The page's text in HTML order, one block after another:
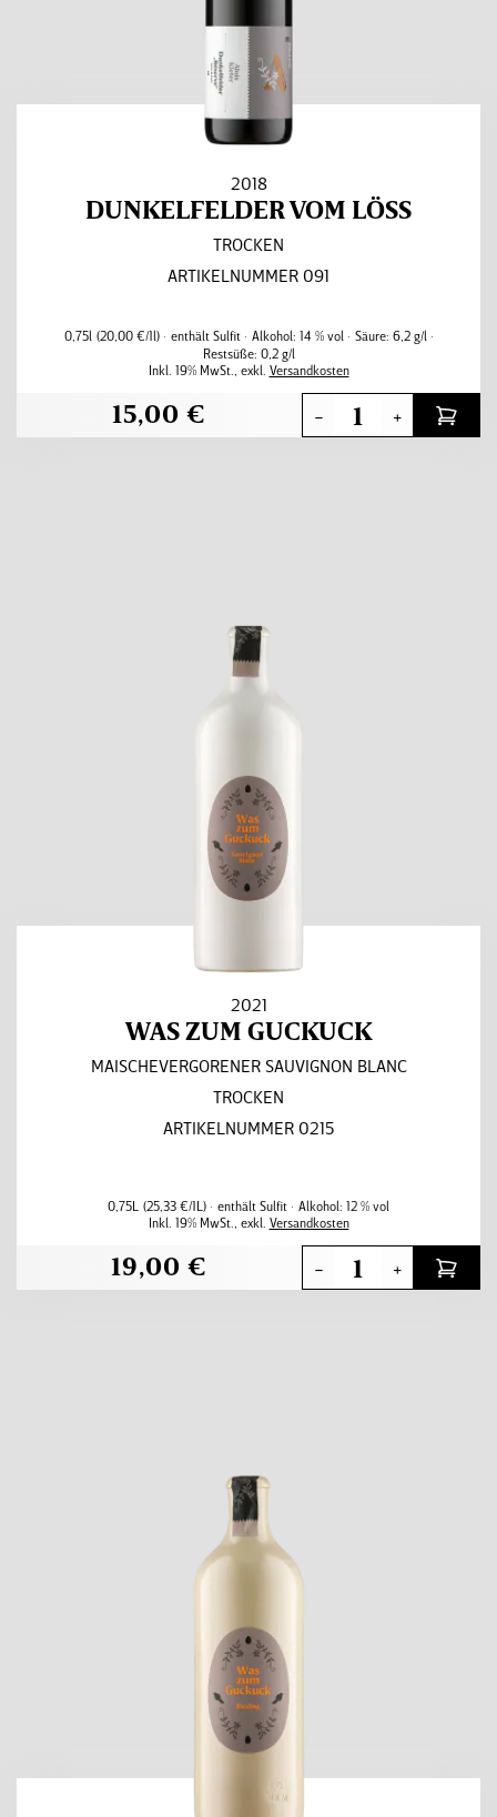
2018
DUNKELFELDER VOM LÖSS
TROCKEN
ARTIKELNUMMER 091
0,75l (20,00 €/1l) enthält Sulfit Alkohol: 14 % vol Säure: 6,2 g/l
Restsüße: 0,2 g/l
15,00 €
Inkl. 19% MwSt., exkl. Versandkosten
- +
2021
WAS ZUM GUCKUCK
MAISCHEVERGORENER SAUVIGNON BLANC
TROCKEN
ARTIKELNUMMER 0215
0,75L (25,33 €/1L) enthält Sulfit Alkohol: 12 % vol
19,00 €
Inkl. 19% MwSt., exkl. Versandkosten
- +